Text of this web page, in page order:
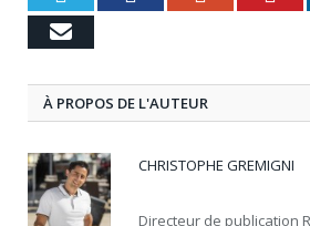
Email
À PROPOS DE L'AUTEUR
CHRISTOPHE GREMIGNI
Directeur de publication